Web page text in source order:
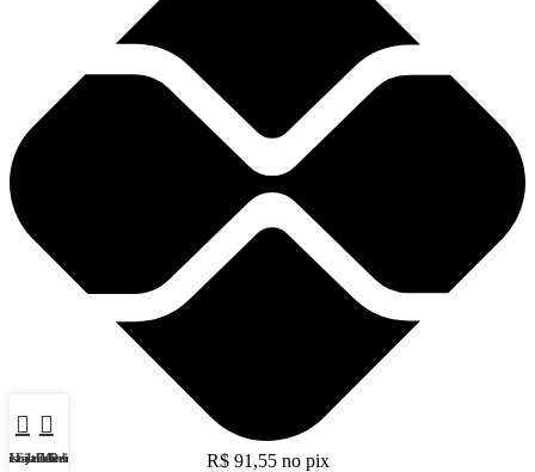
R$91,55 no pix
Loja
Filtros
Lista de Desejos
Carrinho
Minha conta